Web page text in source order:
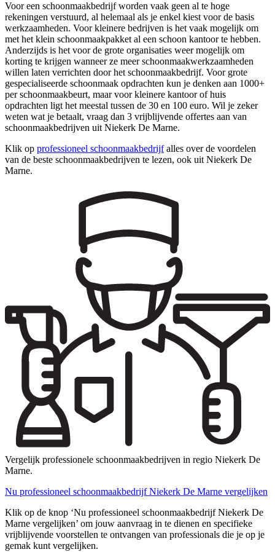
Voor een schoonmaakbedrijf worden vaak geen al te hoge
rekeningen verstuurd, al helemaal als je enkel kiest voor de basis
werkzaamheden. Voor kleinere bedrijven is het vaak mogelijk om
met het klein schoonmaakpakket al een schoon kantoor te hebben.
Anderzijds is het voor de grote organisaties weer mogelijk om
korting te krijgen wanneer ze meer schoonmaakwerkzaamheden
willen laten verrichten door het schoonmaakbedrijf. Voor grote
gespecialiseerde schoonmaak opdrachten kun je denken aan 1000+
per schoonmaakbeurt, maar voor kleinere kantoor of huis
opdrachten ligt het meestal tussen de 30 en 100 euro. Wil je zeker
weten wat je betaalt, vraag dan 3 vrijblijvende offertes aan van
schoonmaakbedrijven uit Niekerk De Marne.
Klik op professioneel schoonmaakbedrijfalles over de voordelen
van de beste schoonmaakbedrijven te lezen, ook uit Niekerk De
Marne.
Vergelijk professionele schoonmaakbedrijven in regio Niekerk De
Marne.
Nu professioneel schoonmaakbedrijf Niekerk De Marne vergelijken
Klik op de knop ‘Nu professioneel schoonmaakbedrijf Niekerk De
Marne vergelijken’ om jouw aanvraag in te dienen en specifieke
vrijblijvende voorstellen te ontvangen van professionals die je op je
gemak kunt vergelijken.